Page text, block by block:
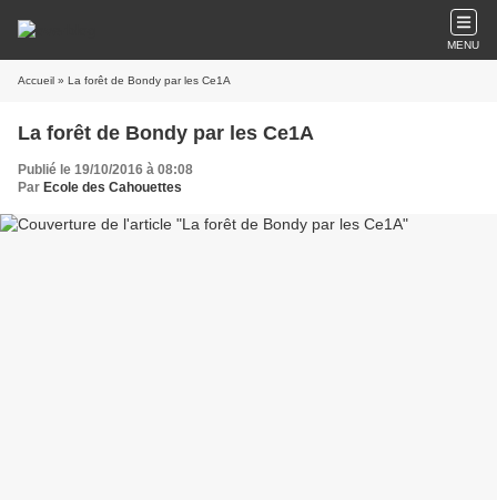
MENU
Accueil » La forêt de Bondy par les Ce1A
La forêt de Bondy par les Ce1A
Publié le 19/10/2016 à 08:08
Par Ecole des Cahouettes